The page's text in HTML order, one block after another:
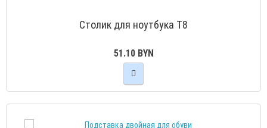
Столик для ноутбука T8
51.10 BYN